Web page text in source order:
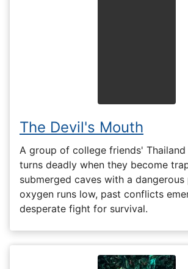
The Devil's Mouth
A group of college friends'
turns deadly when they become
submerged caves with a dangerous
oxygen runs low, past conflicts
desperate fight for survival.